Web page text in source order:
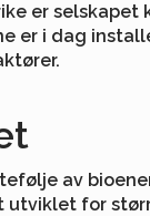
er
i dag
av
for